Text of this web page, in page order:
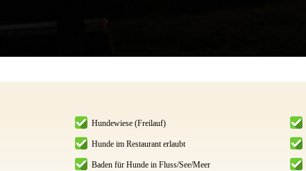
Hundewiese (Freilauf)
Hunde im Restaurant erlaubt
Baden für Hunde in Fluss/See/Meer